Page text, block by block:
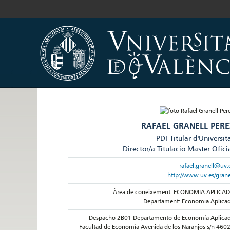
RAFAEL GRANELL
PDI-Titular
Director/a Titulacio Master
http://www.uv.es/
Àrea de coneixement: ECONOMIA
Departament: Economia
Despacho 2B01 Departamento de Economía
Facultad de Economía Avenida de los Naranjos s/n